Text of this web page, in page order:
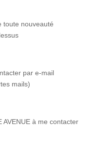
toute nouveauté
par e-mail
mails)
AVENUE à me contacter